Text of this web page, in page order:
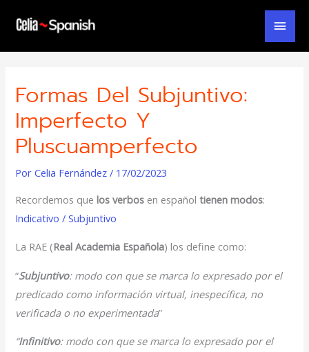
Formas Del Subjuntivo:
Imperfecto Y
Pluscuamperfecto
PorCelia Fernández/ 17/02/2023
Recordemos quelos verbos en españoltienen modos:
Indicativo / Subjuntivo
La RAE (Real Academia Española) los define como:
“Subjuntivo: modo con que se marca lo expresado por el
predicado como información virtual, inespecífica, no
verificada o no experimentada”
“Infinitivo: modo con que se marca lo expresado por el